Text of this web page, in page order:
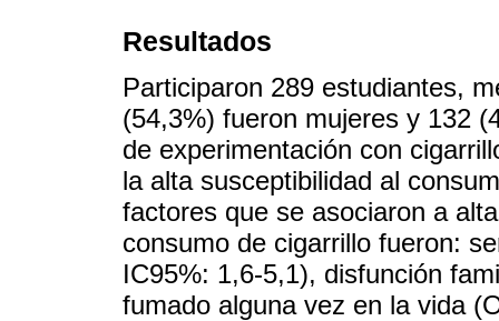
Resultados
Participaron 289 estudiantes,
(54,3%) fueron mujeres y 132
de experimentación con
la alta susceptibilidad al
factores que se asociaron a
consumo de cigarrillo fueron:
IC95%: 1,6-5,1), disfunción
fumado alguna vez en la vida